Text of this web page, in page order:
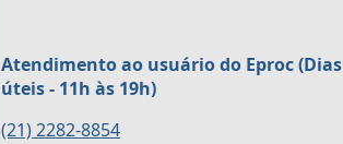
Atendimento ao usuário do Eproc (Dias
úteis - 11h às 19h)
(21) 2282-8854